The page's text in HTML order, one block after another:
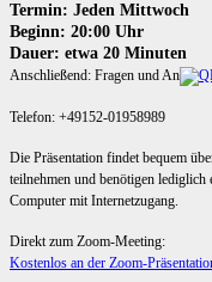
Termin: Jeden Mittwoch
Beginn: 20:00 Uhr
Dauer: etwa 20 Minuten
Anschließend: Fragen und An
Telefon: +49152-01958989
Die Präsentation findet bequem
teilnehmen und benötigen lediglich
Computer mit Internetzugang.
Direkt zum Zoom-Meeting:
Kostenlos an der Zoom-